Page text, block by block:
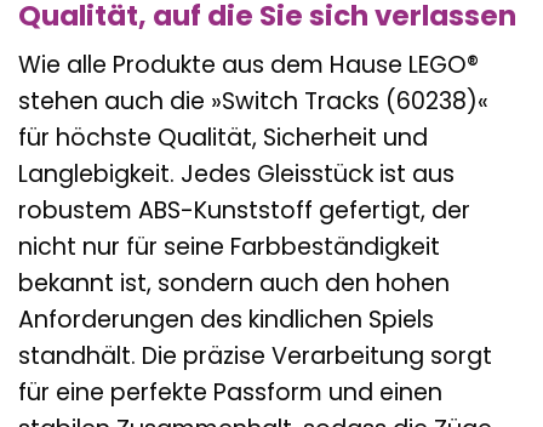
Qualität, auf die Sie sich verlassen
Wie alle Produkte aus dem Hause LEGO®
stehen auch die »Switch Tracks (60238)«
für höchste Qualität, Sicherheit und
Langlebigkeit. Jedes Gleisstück ist aus
robustem ABS-Kunststoff gefertigt, der
nicht nur für seine Farbbeständigkeit
bekannt ist, sondern auch den hohen
Anforderungen des kindlichen Spiels
standhält. Die präzise Verarbeitung sorgt
für eine perfekte Passform und einen